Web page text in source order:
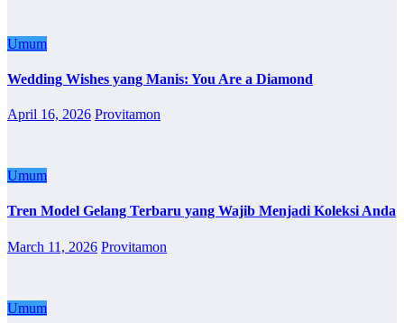
Umum
Wedding Wishes yang Manis: You Are a Diamond
April 16, 2026 Provitamon
Umum
Tren Model Gelang Terbaru yang Wajib Menjadi Koleksi Anda
March 11, 2026 Provitamon
Umum